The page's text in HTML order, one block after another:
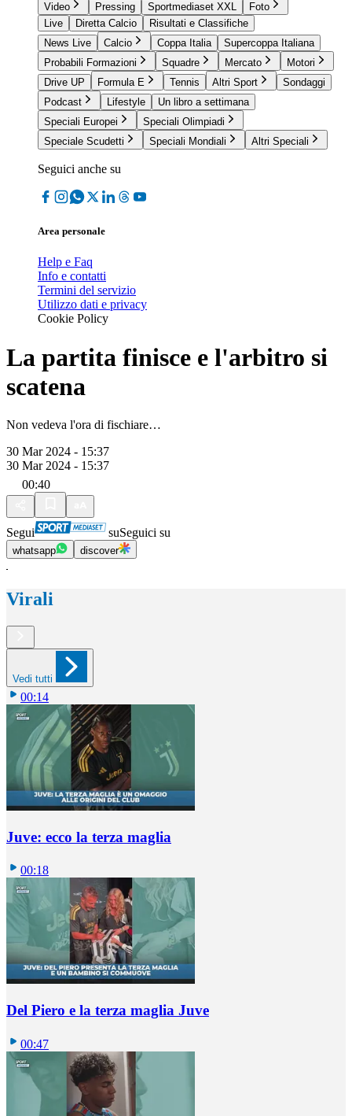
Video Pressing Sportmediaset XXL
Foto
Live
Diretta Calcio
Risultati e Classifiche
News Live
Calcio Coppa Italia
Supercoppa Italiana
Probabili Formazioni
Squadre Mercato
Motori
Drive UP
Formula E Tennis Altri Sport
Sondaggi
Podcast
Lifestyle
Un libro a settimana
Speciali Europei
Speciali Olimpiadi
Speciale Scudetti
Speciali Mondiali Altri Speciali
Seguici anche su
Area personale
Help e Faq
Info e contatti
Termini del servizio
Utilizzo dati e privacy
Cookie Policy
La partita finisce e l'arbitro si
scatena
Non vedeva l'ora di fischiare…
30 Mar 2024 - 15:37
30 Mar 2024 - 15:37
00:40
Segui suSeguici su
whatsapp discover
Virali
Vedi tutti
00:14
Juve: ecco la terza maglia
00:18
Del Piero e la terza maglia Juve
00:47